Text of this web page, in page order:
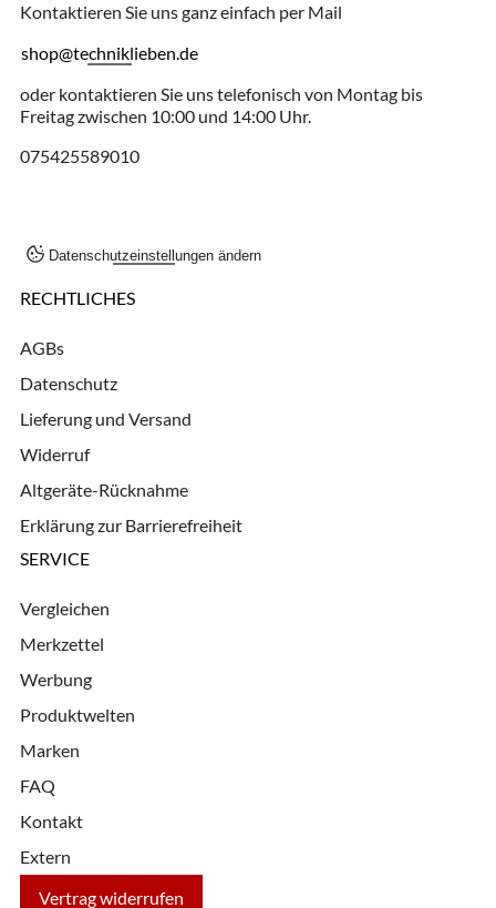
Kontaktieren Sie uns ganz einfach per Mail
shop@techniklieben.de
oder kontaktieren Sie uns telefonisch von Montag bis
Freitag zwischen 10:00 und 14:00 Uhr.
075425589010
Datenschutzeinstellungen ändern
RECHTLICHES
AGBs
Datenschutz
Lieferung und Versand
Widerruf
Altgeräte-Rücknahme
Erklärung zur Barrierefreiheit
SERVICE
Vergleichen
Merkzettel
Werbung
Produktwelten
Marken
FAQ
Kontakt
Extern
Vertrag widerrufen